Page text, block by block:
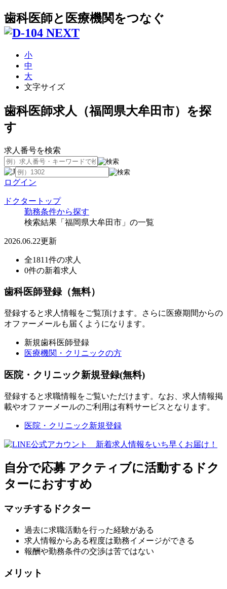
歯科医師と医療機関をつなぐ
小
中
大
文字サイズ
歯科医師求人（福岡県大牟田市）を探
す
求人番号を検索
ログイン
ドクタートップ
勤務条件から探す
検索結果「福岡県大牟田市」の一覧
2026.06.22更新
全1811件の求人
0件の新着求人
歯科医師登録（無料）
登録すると求人情報をご覧頂けます。さらに医療期間からの
オファーメールも届くようになります。
新規歯科医師登録
医療機関・クリニックの方
医院・クリニック新規登録(無料)
登録すると求職情報をご覧いただけます。なお、求人情報掲
載やオファーメールのご利用は有料サービスとなります。
医院・クリニック新規登録
自分で応募 アクティブに活動するドク
ターにおすすめ
マッチするドクター
過去に求職活動を行った経験がある
求人情報からある程度は勤務イメージができる
報酬や勤務条件の交渉は苦ではない
メリット